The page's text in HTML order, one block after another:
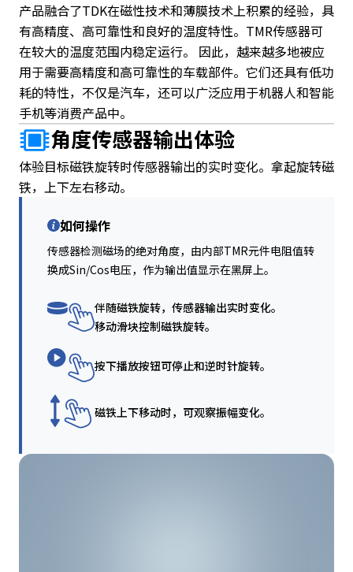
产品融合了TDK在磁性技术和薄膜技术上积累的经验，具
有高精度、高可靠性和良好的温度特性。TMR传感器可
在较大的温度范围内稳定运行。 因此，越来越多地被应
用于需要高精度和高可靠性的车载部件。它们还具有低功
耗的特性，不仅是汽车，还可以广泛应用于机器人和智能
手机等消费产品中。
角度传感器输出体验
体验目标磁铁旋转时传感器输出的实时变化。拿起旋转磁
铁，上下左右移动。
如何操作
传感器检测磁场的绝对角度，由内部TMR元件电阻值转
换成Sin/Cos电压，作为输出值显示在黑屏上。
伴随磁铁旋转，传感器输出实时变化。
移动滑块控制磁铁旋转。
按下播放按钮可停止和逆时针旋转。
磁铁上下移动时，可观察振幅变化。